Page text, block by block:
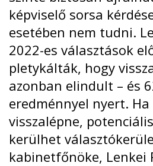
képviselő sorsa
esetében nem tudni.
2022-es választások
pletykálták, hogy
azonban elindult – és
eredménnyel nyert. Ha
visszalépne,
kerülhet
kabinetfőnöke, Lenkei